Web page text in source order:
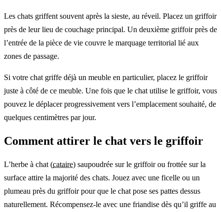
Les chats griffent souvent après la sieste, au réveil. Placez un griffoir
près de leur lieu de couchage principal. Un deuxième griffoir près de
l’entrée de la pièce de vie couvre le marquage territorial lié aux
zones de passage.
Si votre chat griffe déjà un meuble en particulier, placez le griffoir
juste à côté de ce meuble. Une fois que le chat utilise le griffoir, vous
pouvez le déplacer progressivement vers l’emplacement souhaité, de
quelques centimètres par jour.
Comment attirer le chat vers le griffoir
L’herbe à chat (cataire) saupoudrée sur le griffoir ou frottée sur la
surface attire la majorité des chats. Jouez avec une ficelle ou un
plumeau près du griffoir pour que le chat pose ses pattes dessus
naturellement. Récompensez-le avec une friandise dès qu’il griffe au